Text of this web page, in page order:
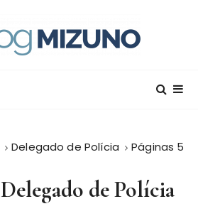
Delegado de Polícia Páginas 5
Delegado de Polícia